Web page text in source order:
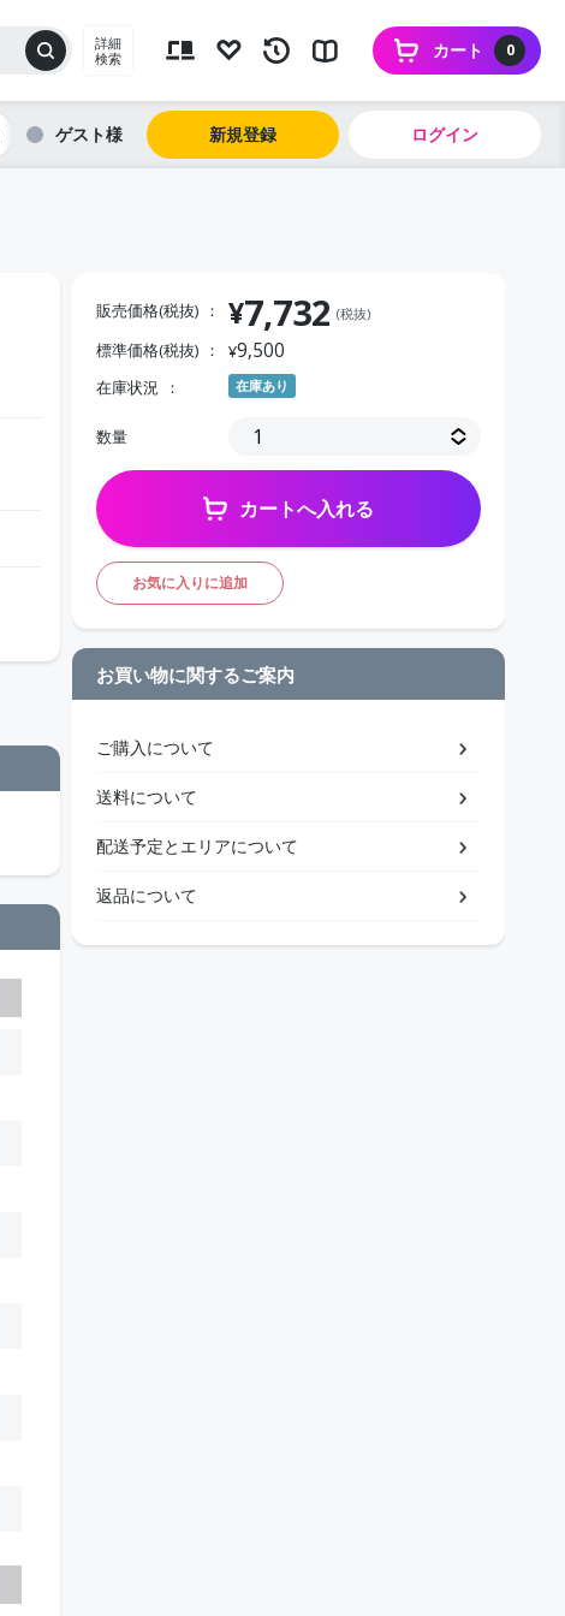
詳細
検索
0
カート
ゲスト 新規登録 ログイン
販売価格(税抜) ¥7,732 (税抜)
標準価格(税抜) ¥9,500
在庫状況 在庫あり
数量
カートへ入れる
お気に入りに追加
お買い物に関するご案内
ご購入について
送料について
配送予定とエリアについて
返品について